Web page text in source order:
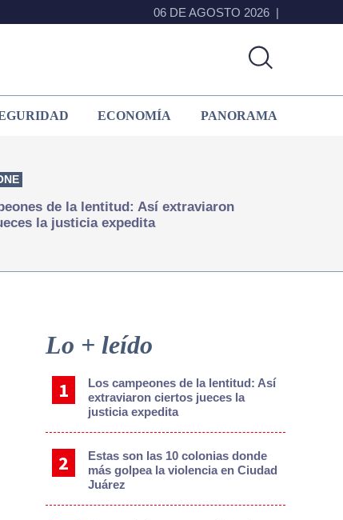
06 DE AGOSTO 2026
ECONOMÍA PANORAMA
de la lentitud: Así extraviaron
la justicia expedita
Sidebar
Lo + leído
Los campeones de la lentitud: Así
extraviaron ciertos jueces la
justicia expedita
Estas son las 10 colonias donde
más golpea la violencia en Ciudad
Juárez